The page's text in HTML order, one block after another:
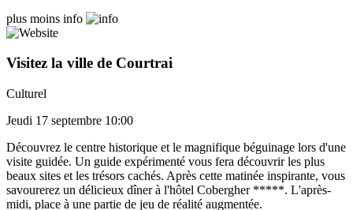
plus moins info
Visitez la ville de Courtrai
Culturel
Jeudi 17 septembre 10:00
Découvrez le centre historique et le magnifique béguinage lors d'une
visite guidée. Un guide expérimenté vous fera découvrir les plus
beaux sites et les trésors cachés. Après cette matinée inspirante, vous
savourerez un délicieux dîner à l'hôtel Cobergher *****. L'après-
midi, place à une partie de jeu de réalité augmentée.